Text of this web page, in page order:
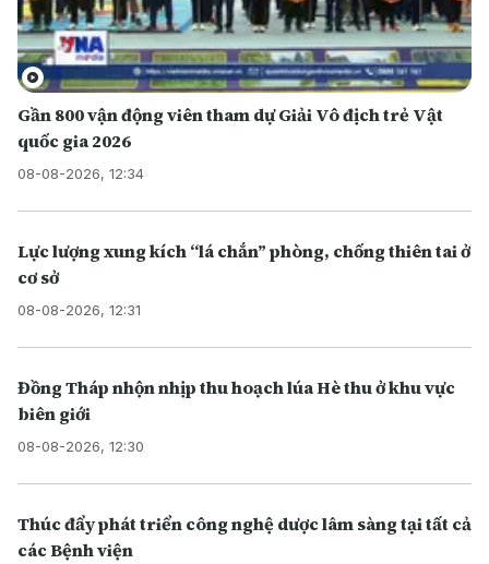
Gần 800 vận động viên tham dự Giải Vô địch trẻ Vật
quốc gia 2026
08-08-2026, 12:34
Lực lượng xung kích “lá chắn” phòng, chống thiên tai ở
cơ sở
08-08-2026, 12:31
Đồng Tháp nhộn nhịp thu hoạch lúa Hè thu ở khu vực
biên giới
08-08-2026, 12:30
Thúc đẩy phát triển công nghệ dược lâm sàng tại tất cả
các Bệnh viện